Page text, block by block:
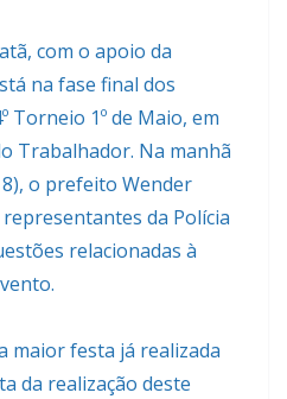
com o apoio da
na fase final dos
Torneio 1º de Maio, em
Trabalhador. Na manhã
o prefeito Wender
da Polícia
relacionadas à
maior festa já realizada
da realização deste